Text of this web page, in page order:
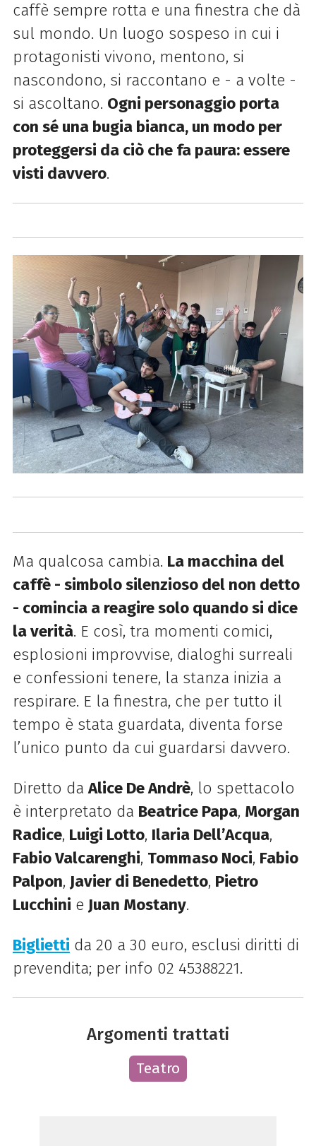
caffè sempre rotta e una finestra che dà
sul mondo. Un luogo sospeso in cui i
protagonisti vivono, mentono, si
nascondono, si raccontano e - a volte -
si ascoltano. Ogni personaggio porta
con sé una bugia bianca, un modo per
proteggersi da ciò che fa paura: essere
visti davvero.
Ma qualcosa cambia. La macchina del
caffè - simbolo silenzioso del non detto
- comincia a reagire solo quando si dice
la verità. E così, tra momenti comici,
esplosioni improvvise, dialoghi surreali
e confessioni tenere, la stanza inizia a
respirare. E la finestra, che per tutto il
tempo è stata guardata, diventa forse
l’unico punto da cui guardarsi davvero.
Diretto daAlice De Andrè, lo spettacolo
è interpretato da Beatrice Papa, Morgan
Radice, Luigi Lotto, Ilaria Dell’Acqua,
Fabio Valcarenghi, Tommaso Noci, Fabio
Palpon, Javier di Benedetto, Pietro
Lucchini e Juan Mostany.
Biglietti da 20 a 30 euro, esclusi diritti di
prevendita; per info 02 45388221.
Argomenti trattati
Teatro